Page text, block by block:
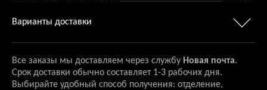
Варианты доставки
Все заказы мы доставляем через службу Новая почта.
Срок доставки обычно составляет 1-3 рабочих дня.
Выбирайте удобный способ получения: отделение,